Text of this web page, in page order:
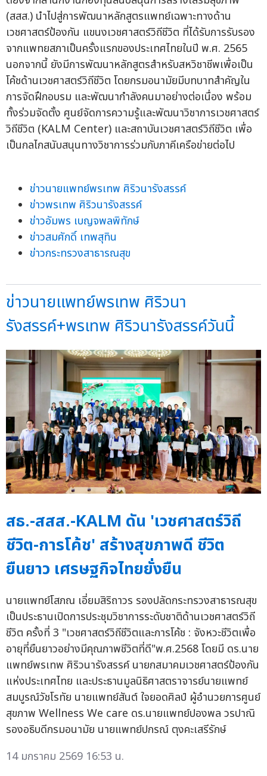
(สสส.) นำไปสู่การพัฒนาหลักสูตรแพทย์เฉพาะทางด้าน
เวชศาสตร์ป้องกัน แขนงเวชศาสตร์วิถีชีวิต ที่ได้รับการรับรอง
จากแพทยสภาเป็นครั้งแรกของประเทศไทยในปี พ.ศ. 2565
นอกจากนี้ ยังมีการพัฒนาหลักสูตรสำหรับสหวิชาชีพเพื่อเป็น
โค้ชด้านเวชศาสตร์วิถีชีวิต โดยกรมอนามัยมีบทบาทสำคัญใน
การจัดฝึกอบรม และพัฒนากำลังคนมาอย่างต่อเนื่อง พร้อม
ทั้งร่วมจัดตั้ง ศูนย์จัดการความรู้และพัฒนาวิชาการเวชศาสตร์
วิถีชีวิต (KALM Center) และสถาบันเวชศาสตร์วิถีชีวิต เพื่อ
เป็นกลไกสนับสนุนทางวิชาการร่วมกับภาคีเครือข่ายต่อไป
ข่าวนายแพทย์พรเทพ ศิริวนารังสรรค์
ข่าวพรเทพ ศิริวนารังสรรค์
ข่าวอัมพร เบญจพลพิทักษ์
ข่าวสมศักดิ์ เทพสุทิน
ข่าวกระทรวงสาธารณสุข
ข่าวนายแพทย์พรเทพ ศิริวนา
รังสรรค์+พรเทพ ศิริวนารังสรรค์วันนี้
สธ.-สสส.-KALM ดัน 'เวชศาสตร์วิถี
ชีวิต-การโค้ช' สร้างสุขภาพดี ชีวิต
ยืนยาว เศรษฐกิจไทยยั่งยืน
นายแพทย์โสภณ เอี่ยมสิริถาวร รองปลัดกระทรวงสาธารณสุข
เป็นประธานเปิดการประชุมวิชาการระดับชาติด้านเวชศาสตร์วิถี
ชีวิต ครั้งที่ 3 "เวชศาสตร์วิถีชีวิตและการโค้ช : จังหวะชีวิตเพื่อ
อายุที่ยืนยาวอย่างมีคุณภาพชีวิตที่ดี"พ.ศ.2568 โดยมี ดร.นาย
แพทย์พรเทพ ศิริวนารังสรรค์ นายกสมาคมเวชศาสตร์ป้องกัน
แห่งประเทศไทย และประธานมูลนิธิศาสตราจารย์นายแพทย์
สมบูรณ์วัชโรทัย นายแพทย์สันต์ ใจยอดศิลป์ ผู้อำนวยการศูนย์
สุขภาพ Wellness We care ดร.นายแพทย์ปองพล วรปาณิ
รองอธิบดีกรมอนามัย นายแพทย์ปกรณ์ ตุงคะเสรีรักษ์
14 มกราคม 2569 16:53 น.